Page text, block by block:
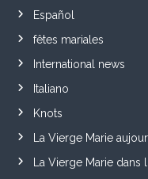
Español
fêtes mariales
International news
Italiano
Knots
La Vierge Marie
La Vierge Marie dans